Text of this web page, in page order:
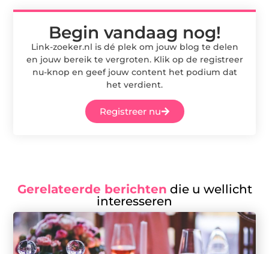
Begin vandaag nog!
Link-zoeker.nl is dé plek om jouw blog te delen
en jouw bereik te vergroten. Klik op de registreer
nu-knop en geef jouw content het podium dat
het verdient.
Registreer nu
Gerelateerde berichten die u wellicht
interesseren